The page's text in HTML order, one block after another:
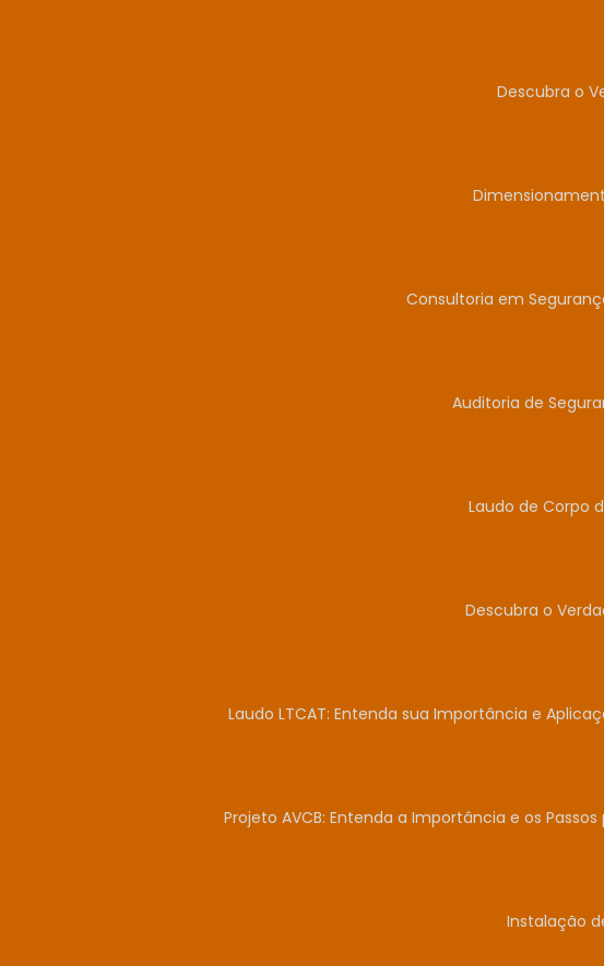
Descubra o
Consultoria em
Auditoria de
Laudo de Corpo
Descubra o
Laudo LTCAT: Entenda sua Importância e
Projeto AVCB: Entenda a Importância e os
Instalação